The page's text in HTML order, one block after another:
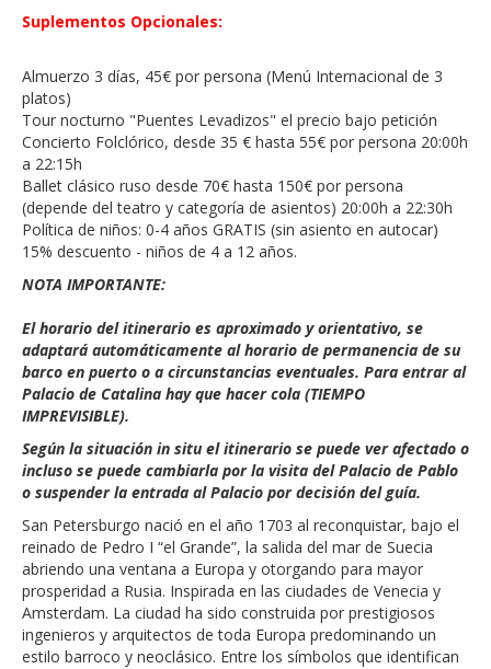
Suplementos Opcionales:
Almuerzo 3 días, 45€ por persona (Menú Internacional de 3
platos)
Tour nocturno "Puentes Levadizos" el precio bajo petición
Concierto Folclórico, desde 35 € hasta 55€ por persona 20:00h
a 22:15h
Ballet clásico ruso desde 70€ hasta 150€ por persona
(depende del teatro y categoría de asientos) 20:00h a 22:30h
Política de niños: 0-4 años GRATIS (sin asiento en autocar)
15% descuento - niños de 4 a 12 años.
NOTA IMPORTANTE:
El horario del itinerario es aproximado y orientativo, se
adaptará automáticamente al horario de permanencia de su
barco en puerto o a circunstancias eventuales. Para entrar al
Palacio de Catalina hay que hacer cola (TIEMPO
IMPREVISIBLE).
Según la situación in situ el itinerario se puede ver afectado o
incluso se puede cambiarla por la visita del Palacio de Pablo
o suspender la entrada al Palacio por decisión del guía.
San Petersburgo nació en el año 1703 al reconquistar, bajo el
reinado de Pedro I “el Grande”, la salida del mar de Suecia
abriendo una ventana a Europa y otorgando para mayor
prosperidad a Rusia. Inspirada en las ciudades de Venecia y
Amsterdam. La ciudad ha sido construida por prestigiosos
ingenieros y arquitectos de toda Europa predominando un
estilo barroco y neoclásico. Entre los símbolos que identifican